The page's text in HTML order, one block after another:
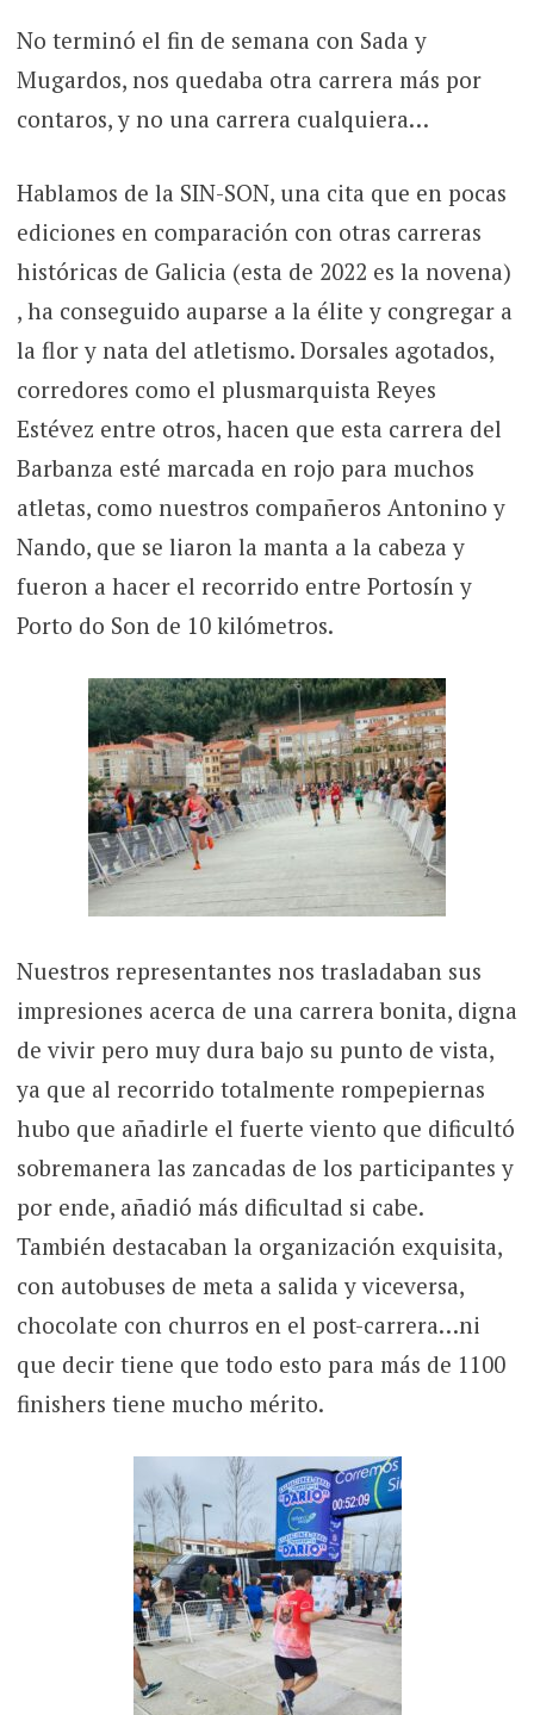
No terminó el fin de semana con Sada y
Mugardos, nos quedaba otra carrera más por
contaros, y no una carrera cualquiera…
Hablamos de la SIN-SON, una cita que en pocas
ediciones en comparación con otras carreras
históricas de Galicia (esta de 2022 es la novena)
, ha conseguido auparse a la élite y congregar a
la flor y nata del atletismo. Dorsales agotados,
corredores como el plusmarquista Reyes
Estévez entre otros, hacen que esta carrera del
Barbanza esté marcada en rojo para muchos
atletas, como nuestros compañeros Antonino y
Nando, que se liaron la manta a la cabeza y
fueron a hacer el recorrido entre Portosín y
Porto do Son de 10 kilómetros.
Nuestros representantes nos trasladaban sus
impresiones acerca de una carrera bonita, digna
de vivir pero muy dura bajo su punto de vista,
ya que al recorrido totalmente rompepiernas
hubo que añadirle el fuerte viento que dificultó
sobremanera las zancadas de los participantes y
por ende, añadió más dificultad si cabe.
También destacaban la organización exquisita,
con autobuses de meta a salida y viceversa,
chocolate con churros en el post-carrera…ni
que decir tiene que todo esto para más de 1100
finishers tiene mucho mérito.